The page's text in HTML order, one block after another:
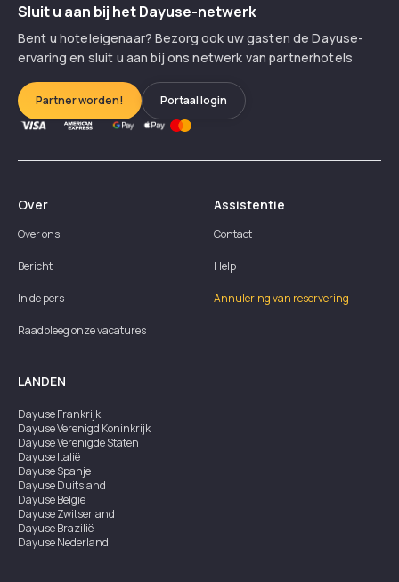
Sluit u aan bij het Dayuse-netwerk
Bent u hoteleigenaar? Bezorg ook uw gasten de Dayuse-
ervaring en sluit u aan bij ons netwerk van partnerhotels
Partner worden! Portaal login
Over
Over ons
Bericht
In de pers
Raadpleeg onze vacatures
Assistentie
Contact
Help
Annulering van reservering
LANDEN
DayuseFrankrijk
DayuseVerenigd Koninkrijk
DayuseVerenigde Staten
DayuseItalië
DayuseSpanje
DayuseDuitsland
DayuseBelgië
DayuseZwitserland
DayuseBrazilië
DayuseNederland